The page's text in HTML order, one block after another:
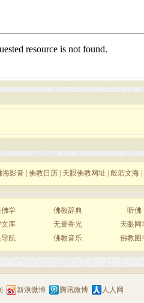
海影音 佛教日历 天眼佛教网址 般若文海
学 佛教辞典
听佛
库 无量香光
天眼网
航 佛教音乐 佛教图
新浪微博 腾讯微博 人人网